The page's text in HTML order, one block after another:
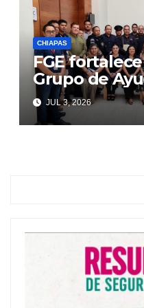
CHIAPAS
FGE
Grupo de
Autoridades
(GAMAC)
JUL 3, 2026